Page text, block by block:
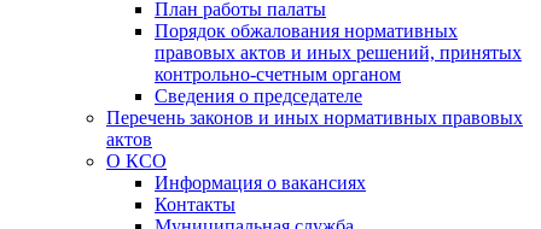
План работы палаты
Порядок обжалования нормативных
правовых актов и иных решений, принятых
контрольно-счетным органом
Сведения о председателе
Перечень законов и иных нормативных правовых
актов
О КСО
Информация о вакансиях
Контакты